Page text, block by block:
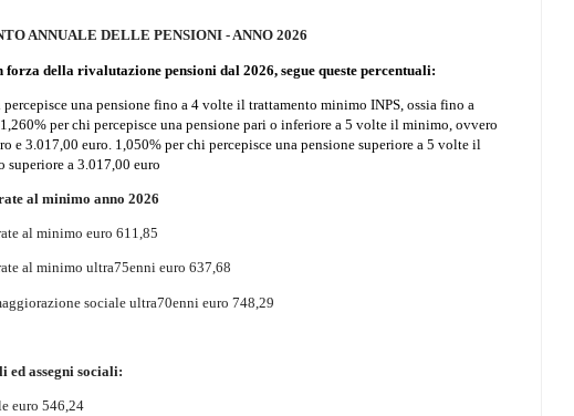
ANNUALE DELLE PENSIONI - ANNO 2026
della rivalutazione pensioni dal 2026, segue queste percentuali:
percepisce una pensione fino a 4 volte il trattamento minimo INPS, ossia fino a
per chi percepisce una pensione pari o inferiore a 5 volte il minimo, ovvero
e 3.017,00 euro 1,050% per chi percepisce una pensione superiore a 5 volte il
superiore a 3.017,00 euro
al minimo anno 2026
al minimo euro 611,85
al minimo ultra75enni euro 637,68
sociale ultra70enni euro 748,29
ed assegni sociali:
euro 546,24